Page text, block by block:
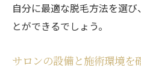
自分に最適な脱毛方法を選
とができるでしょう。
サロンの設備と施術環境を